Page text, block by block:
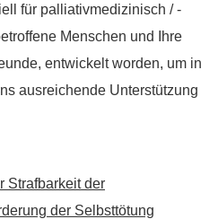
für palliativmedizinisch / -
Menschen und Ihre
entwickelt worden, um in
ausreichende Unterstützung
Strafbarkeit der
der Selbsttötung